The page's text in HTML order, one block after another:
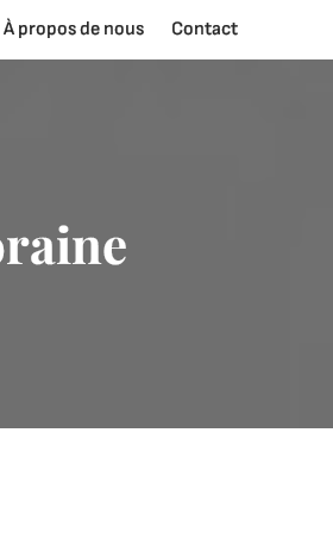
À propos de nous Contact